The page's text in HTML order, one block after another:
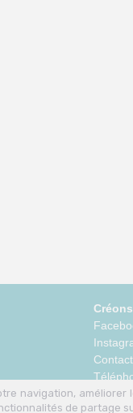
Contact
navigation,
de partage